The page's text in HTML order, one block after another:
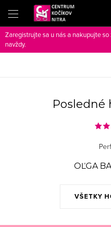
obsah
Zaregistrujte sa u nás a nakupujte
navždy.
Posledné
VŠETKY
OĽGA